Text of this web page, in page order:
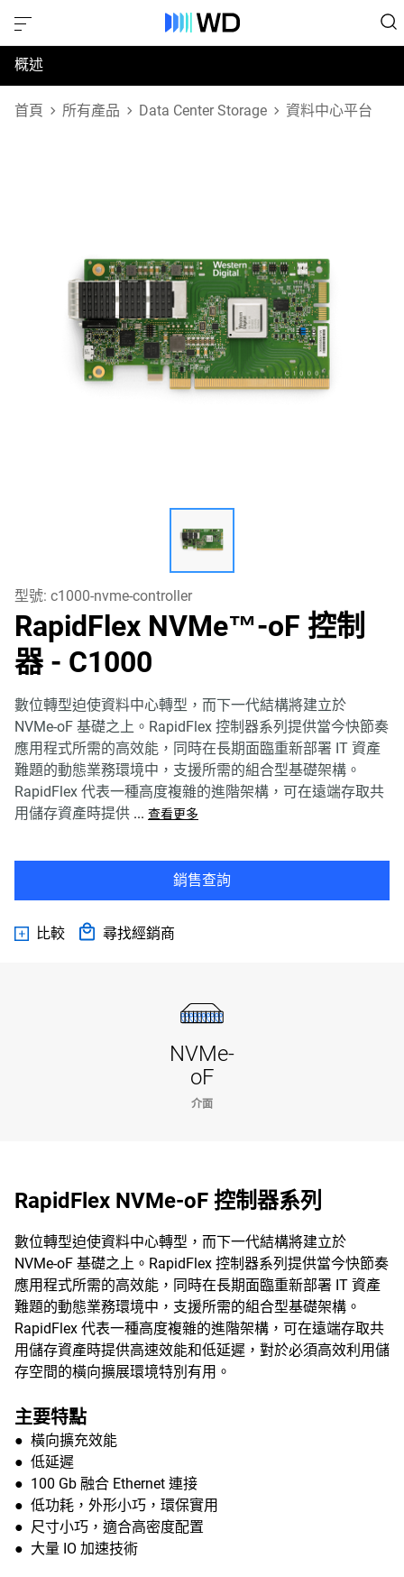
概述
規格
首頁 所有產品 Data Center Storage 資料中心平台
型號: c1000-nvme-controller
RapidFlex NVMe™-oF 控制
器 - C1000
數位轉型迫使資料中心轉型，而下一代結構將建立於
NVMe-oF 基礎之上。RapidFlex 控制器系列提供當今快節奏
應用程式所需的高效能，同時在長期面臨重新部署 IT 資產
難題的動態業務環境中，支援所需的組合型基礎架構。
RapidFlex 代表一種高度複雜的進階架構，可在遠端存取共
用儲存資產時提供 ... 查看更多
銷售查詢
比較 尋找經銷商
NVMe-
oF
介面
RapidFlex NVMe-oF 控制器系列
數位轉型迫使資料中心轉型，而下一代結構將建立於
NVMe-oF 基礎之上。RapidFlex 控制器系列提供當今快節奏
應用程式所需的高效能，同時在長期面臨重新部署 IT 資產
難題的動態業務環境中，支援所需的組合型基礎架構。
RapidFlex 代表一種高度複雜的進階架構，可在遠端存取共
用儲存資產時提供高速效能和低延遲，對於必須高效利用儲
存空間的橫向擴展環境特別有用。
主要特點
● 橫向擴充效能
● 低延遲
● 100 Gb 融合 Ethernet 連接
● 低功耗，外形小巧，環保實用
● 尺寸小巧，適合高密度配置
● 大量 IO 加速技術